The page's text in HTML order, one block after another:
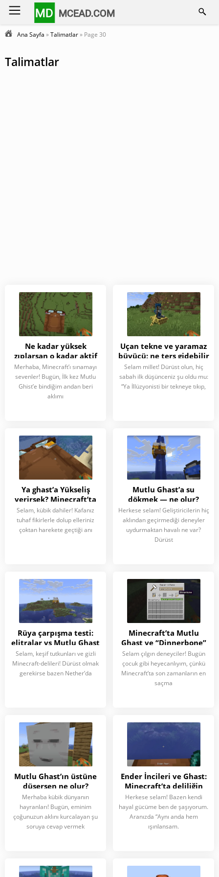
MD MCEAD.COM
Ana Sayfa »Talimatlar» Page 30
Talimatlar
Ne kadar yüksek
zıplarsan o kadar aktif
Ghist! Minecraft’ta
Merhaba, Minecraft’ı sınamayı
sevenler! Bugün, İlk kez Mutlu
Ghist’e bindiğim andan beri
aklımı
Uçan tekne ve yaramaz
büyücü: ne ters gidebilir
ki? Minecraft’ta
Selam millet! Dürüst olun, hiç
sabah ilk düşünceniz şu oldu mu:
“Ya İllüzyonisti bir tekneye tıkıp,
Ya ghast’a Yükseliş
verirsek? Minecraft’ta
Selam, kübik dahiler! Kafanız
tuhaf fikirlerle dolup elleriniz
çoktan harekete geçtiği anı
Mutlu Ghast’a su
dökmek — ne olur?
Minecraft’ta
Herkese selam! Geliştiricilerin hiç
aklından geçirmediği deneyler
uydurmaktan havalı ne var?
Dürüst
Rüya çarpışma testi:
elitralar vs Mutlu Ghast
Minecraft’ta
Selam, keşif tutkunları ve gizli
Minecraft‑delileri! Dürüst olmak
gerekirse bazen Nether’da
Minecraft’ta Mutlu
Ghast ve “Dinnerbone”
etiketi
Selam çılgın deneyciler! Bugün
çocuk gibi heyecanlıyım, çünkü
Minecraft’ta son zamanların en
saçma
Mutlu Ghast’ın üstüne
düşersen ne olur?
Minecraft’ta
Merhaba kübik dünyanın
hayranları! Bugün, eminim
çoğunuzun aklını kurcalayan şu
soruya cevap vermek
Ender İncileri ve Ghast:
Minecraft’ta deliliğin
eşiğinde
Herkese selam! Bazen kendi
hayal gücüme ben de şaşıyorum.
Aranızda “Aynı anda hem
ışınlansam.